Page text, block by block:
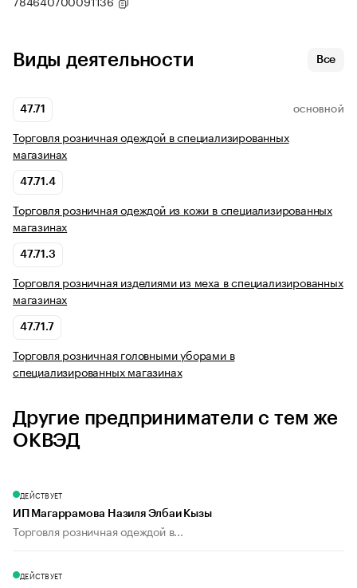
Виды деятельности Все
47.71 ОСНОВНОЙ
Торговля розничная одеждой в специализированных
магазинах
47.71.4
Торговля розничная одеждой из кожи в специализированных
магазинах
47.71.3
Торговля розничная изделиями из меха в специализированных
магазинах
47.71.7
Торговля розничная головными уборами в
специализированных магазинах
Другие предприниматели с тем же
ОКВЭД
ДЕЙСТВУЕТ
ИП Магаррамова Назиля Элбаи Кызы
Торговля розничная одеждой в...
ДЕЙСТВУЕТ